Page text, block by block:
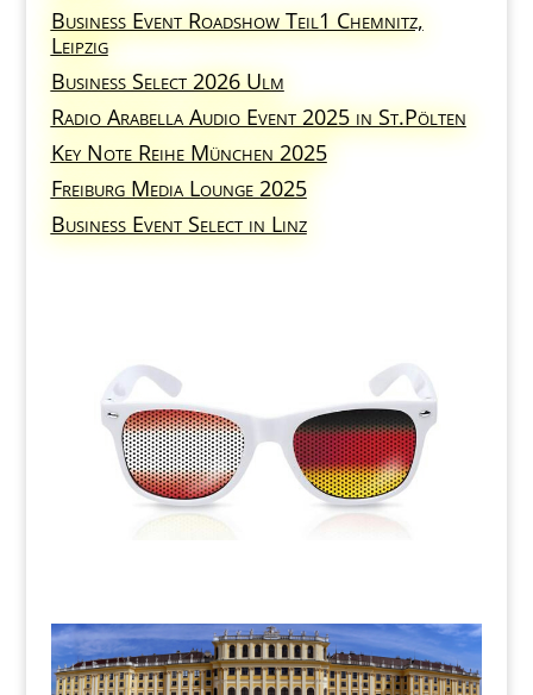
Business Event Roadshow Teil1 Chemnitz,
Leipzig
Business Select 2026 Ulm
Radio Arabella Audio Event 2025 in St.Pölten
Key Note Reihe München 2025
Freiburg Media Lounge 2025
Business Event Select in Linz